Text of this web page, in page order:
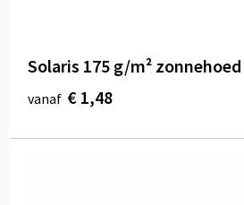
Solaris 175 g/m² zonnehoed
vanaf € 1,48